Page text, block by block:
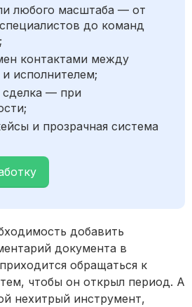
любого масштаба — от
до команд
контактами между
исполнителем;
сделка — при
и прозрачная система
добавить
документа в
обращаться к
чтобы он открыл период. А
нехитрый инструмент,